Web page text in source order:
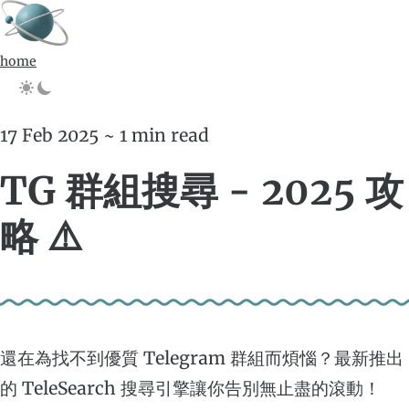
home
17 Feb 2025 ~ 1 min read
TG 群組搜尋 - 2025 攻
略 ⚠️
還在為找不到優質 Telegram 群組而煩惱？最新推出
的 TeleSearch 搜尋引擎讓你告別無止盡的滾動！